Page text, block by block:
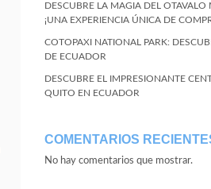
DESCUBRE LA MAGIA DEL
¡UNA EXPERIENCIA ÚNICA DE
COTOPAXI NATIONAL PARK:
DE ECUADOR
DESCUBRE EL IMPRESIONANTE
QUITO EN ECUADOR
COMENTARIOS
No hay comentarios que mostrar.